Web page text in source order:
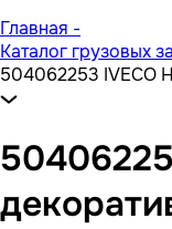
Главная -
Каталог грузовых
504062253 IVECO